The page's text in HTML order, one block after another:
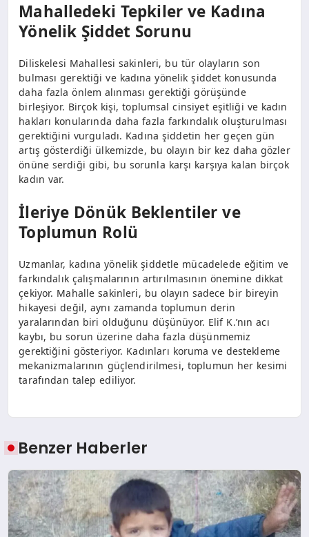
Mahalledeki Tepkiler ve Kadına
Yönelik Şiddet Sorunu
Diliskelesi Mahallesi sakinleri, bu tür olayların son
bulması gerektiği ve kadına yönelik şiddet konusunda
daha fazla önlem alınması gerektiği görüşünde
birleşiyor. Birçok kişi, toplumsal cinsiyet eşitliği ve kadın
hakları konularında daha fazla farkındalık oluşturulması
gerektiğini vurguladı. Kadına şiddetin her geçen gün
artış gösterdiği ülkemizde, bu olayın bir kez daha gözler
önüne serdiği gibi, bu sorunla karşı karşıya kalan birçok
kadın var.
İleriye Dönük Beklentiler ve
Toplumun Rolü
Uzmanlar, kadına yönelik şiddetle mücadelede eğitim ve
farkındalık çalışmalarının artırılmasının önemine dikkat
çekiyor. Mahalle sakinleri, bu olayın sadece bir bireyin
hikayesi değil, aynı zamanda toplumun derin
yaralarından biri olduğunu düşünüyor. Elif K.’nın acı
kaybı, bu sorun üzerine daha fazla düşünmemiz
gerektiğini gösteriyor. Kadınları koruma ve destekleme
mekanizmalarının güçlendirilmesi, toplumun her kesimi
tarafından talep ediliyor.
Benzer Haberler